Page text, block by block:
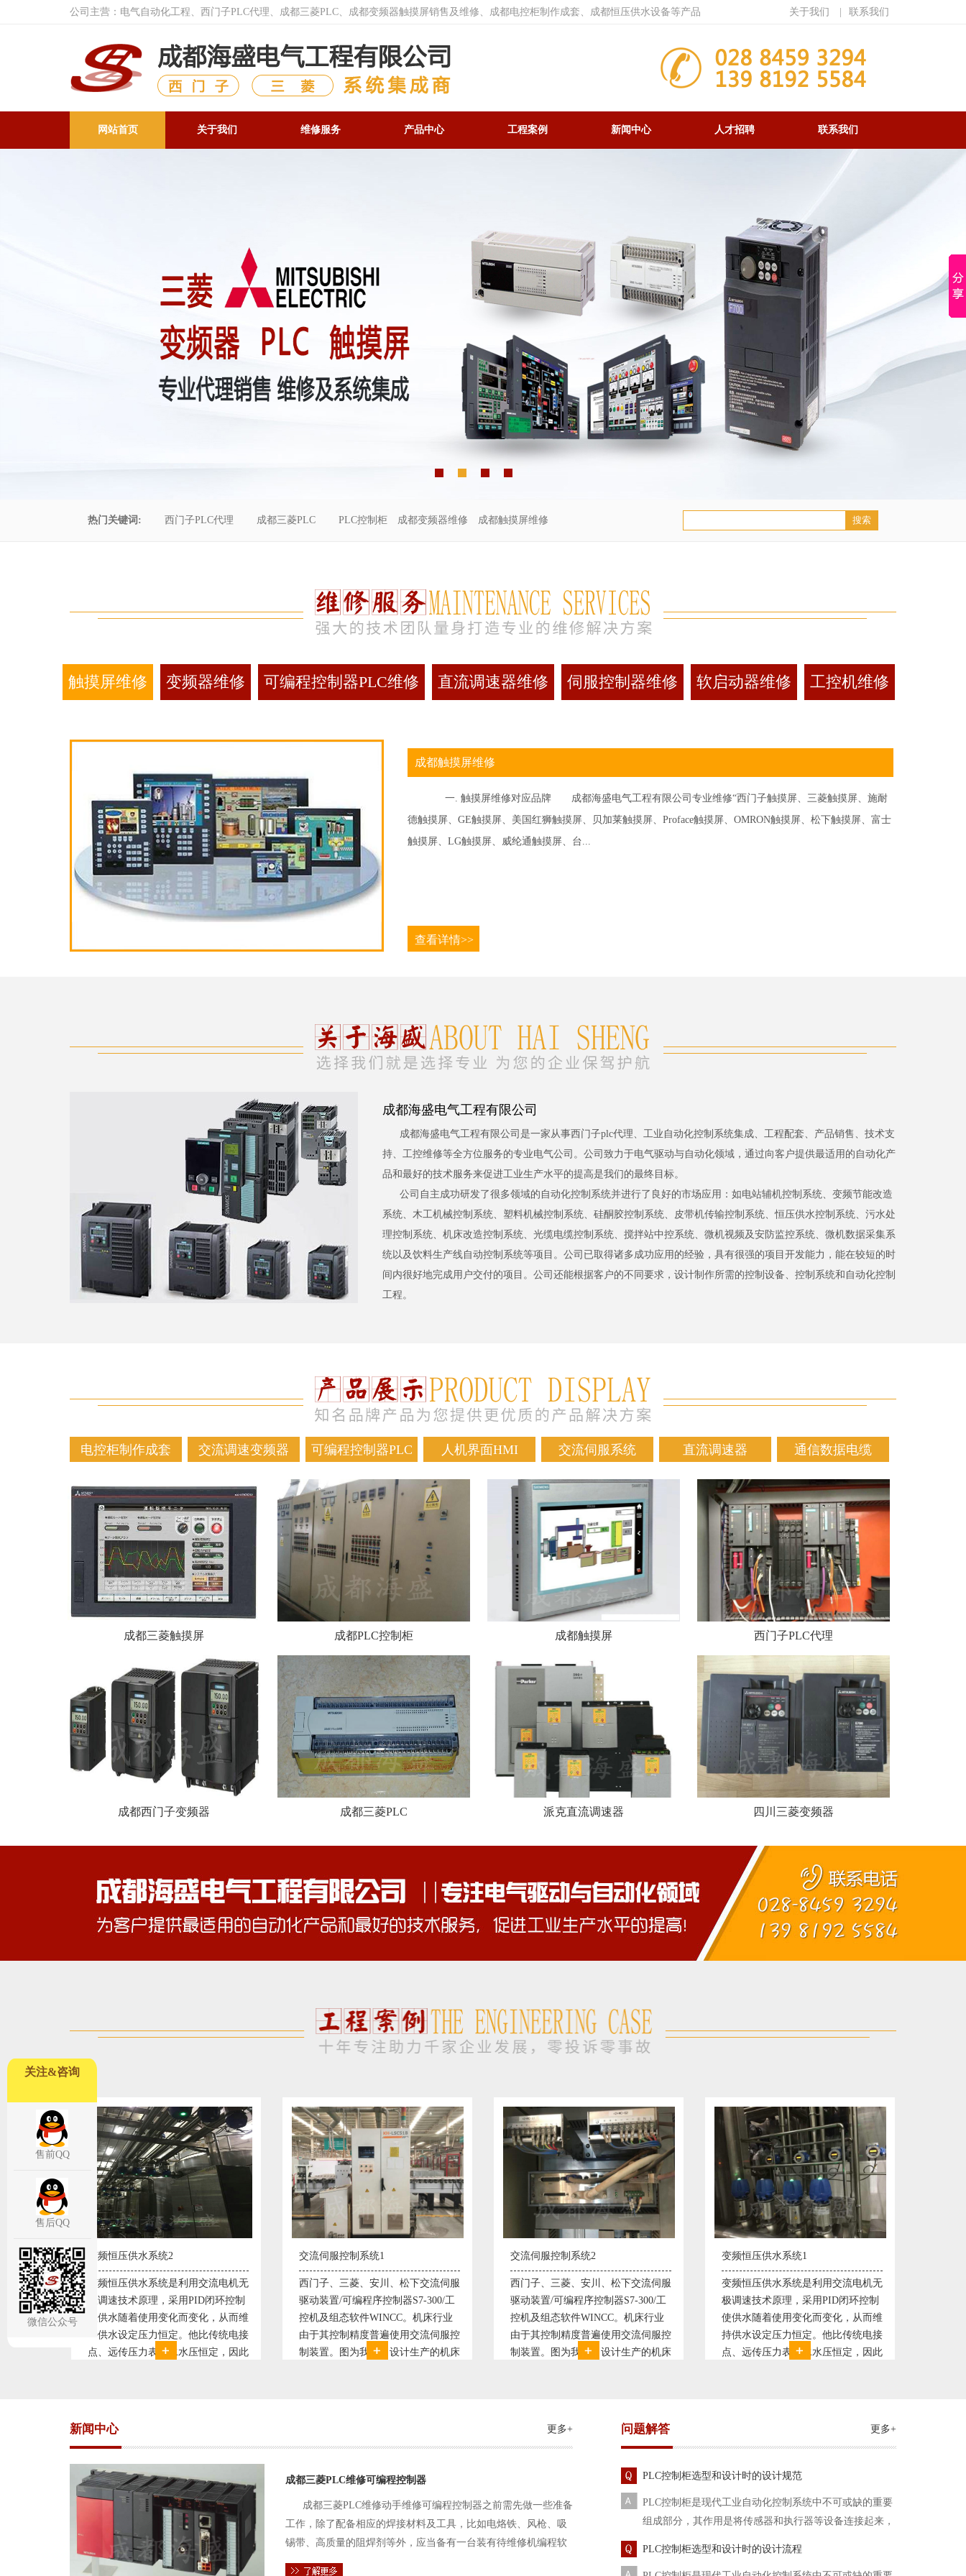
公司主营：电气自动化工程、西门子PLC代理、成都三菱PLC、成都变频器触摸屏销售及维修、成都电控柜制作成套、成都恒压供水设备等产品 关于我们 联系我们
网站首页 关于我们 维修服务 产品中心 工程案例 新闻中心 人才招聘 联系我们
热门关键词: 西门子PLC代理 成都三菱PLC PLC控制柜 成都变频器维修 成都触摸屏维修
触摸屏维修 变频器维修 可编程控制器PLC维修 直流调速器维修 伺服控制器维修 软启动器维修 工控机维修
成都触摸屏维修
一. 触摸屏维修对应品牌 成都海盛电气工程有限公司专业维修“西门子触摸屏、三菱触摸屏、施耐
德触摸屏、GE触摸屏、美国红狮触摸屏、贝加莱触摸屏、Proface触摸屏、OMRON触摸屏、松下触摸屏、富士
触摸屏、LG触摸屏、威纶通触摸屏、台...
查看详情>>
成都海盛电气工程有限公司
成都海盛电气工程有限公司是一家从事西门子plc代理、工业自动化控制系统集成、工程配套、产品销售、技术支
持、工控维修等全方位服务的专业电气公司。公司致力于电气驱动与自动化领域，通过向客户提供最适用的自动化产
品和最好的技术服务来促进工业生产水平的提高是我们的最终目标。
公司自主成功研发了很多领域的自动化控制系统并进行了良好的市场应用：如电站辅机控制系统、变频节能改造
系统、木工机械控制系统、塑料机械控制系统、硅酮胶控制系统、皮带机传输控制系统、恒压供水控制系统、污水处
理控制系统、机床改造控制系统、光缆电缆控制系统、搅拌站中控系统、微机视频及安防监控系统、微机数据采集系
统以及饮料生产线自动控制系统等项目。公司已取得诸多成功应用的经验，具有很强的项目开发能力，能在较短的时
间内很好地完成用户交付的项目。公司还能根据客户的不同要求，设计制作所需的控制设备、控制系统和自动化控制
工程。
电控柜制作成套 交流调速变频器 可编程控制器PLC 人机界面HMI 交流伺服系统 直流调速器 通信数据电缆
成都三菱触摸屏 成都PLC控制柜 成都触摸屏 西门子PLC代理
成都西门子变频器 成都三菱PLC 派克直流调速器 四川三菱变频器
电机无
环控制
从而维
交流伺服控制系统1
西门子、三菱、安川、松下交流伺服
驱动装置/可编程序控制器S7-300/工
控机及组态软件WINCC。机床行业
由于其控制精度普遍使用交流伺服控
制装置。图为我公司设计生产的机床
交流伺服控制系统2
西门子、三菱、安川、松下交流伺服
驱动装置/可编程序控制器S7-300/工
控机及组态软件WINCC。机床行业
由于其控制精度普遍使用交流伺服控
制装置。图为我公司设计生产的机床
变频恒压供水系统1
变频恒压供水系统是利用交流电机无
极调速技术原理，采用PID闭环控制
使供水随着使用变化而变化，从而维
持供水设定压力恒定。他比传统电接
点、远传压力表供水水压恒定，因此
直流调速控制系统1
西门子6RA70直流驱动装置/欧陆
590P直流调速装置/可编程序控制器
S7-300，S7-400/工控机及组态软件
WINCC 冶金行业由于其控制复杂性
普遍使用直流驱动装置，图为我公司
新闻中心 更多+
成都三菱PLC维修可编程控制器
成都三菱PLC维修动手维修可编程控制器之前需先做一些准备
工作，除了配备相应的焊接材料及工具，比如电烙铁、风枪、吸
锡带、高质量的阻焊剂等外，应当备有一台装有待维修机编程软
件的电路及通信电缆。这一是由于待修机常常是从工作系统中拆
问题解答 更多+
PLC控制柜选型和设计时的设计规范
PLC控制柜是现代工业自动化控制系统中不可或缺的重要
组成部分，其作用是将传感器和执行器等设备连接起来，
PLC控制柜选型和设计时的设计流程
关注&咨询
售前QQ
售后QQ
微信公众号